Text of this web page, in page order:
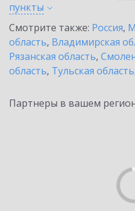
пункты
Смотрите также: Россия,
область, Владимирская
Рязанская область,
область, Тульская область
Партнеры в вашем